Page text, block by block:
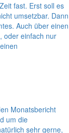
fast. Erst soll es
umsetzbar. Dann
Auch über einen
oder einfach nur
Monatsbericht
um die
sehr gerne,